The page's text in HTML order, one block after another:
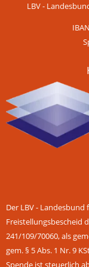
LBV -
Der LBV -
Freistellungsbescheid
241/109/70060, als
gem. § 5 Abs. 1 Nr. 9
Spende ist steuerlich